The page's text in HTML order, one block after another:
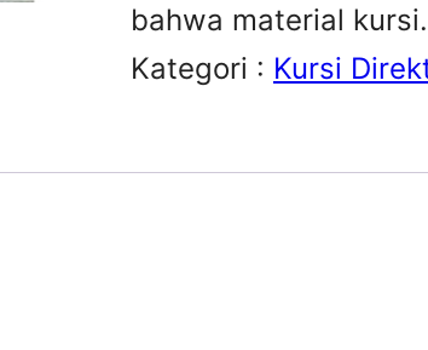
bahwa material
Kategori : Kursi